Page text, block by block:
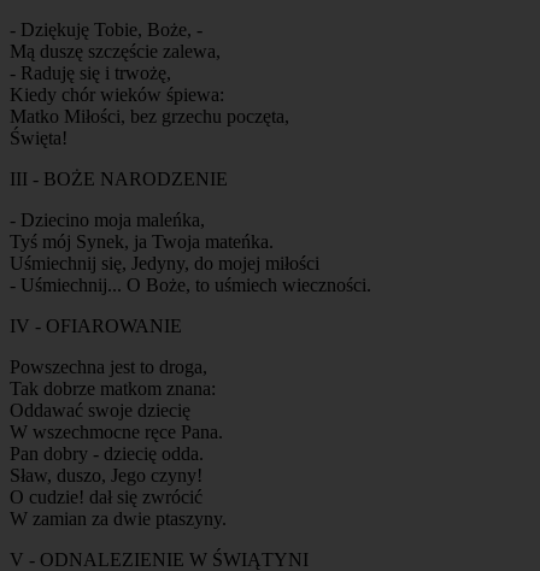
- Dziękuję Tobie, Boże, -
Mą duszę szczęście zalewa,
- Raduję się i trwożę,
Kiedy chór wieków śpiewa:
Matko Miłości, bez grzechu poczęta,
Święta!
III - BOŻE NARODZENIE
- Dziecino moja maleńka,
Tyś mój Synek, ja Twoja mateńka.
Uśmiechnij się, Jedyny, do mojej miłości
- Uśmiechnij... O Boże, to uśmiech wieczności.
IV - OFIAROWANIE
Powszechna jest to droga,
Tak dobrze matkom znana:
Oddawać swoje dziecię
W wszechmocne ręce Pana.
Pan dobry - dziecię odda.
Sław, duszo, Jego czyny!
O cudzie! dał się zwrócić
W zamian za dwie ptaszyny.
V - ODNALEZIENIE W ŚWIĄTYNI